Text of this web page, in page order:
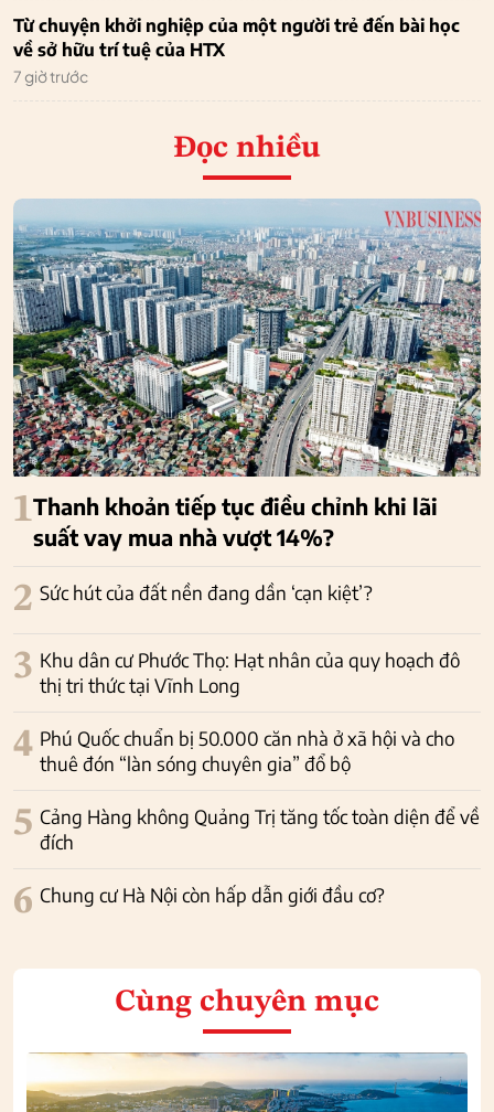
Từ chuyện khởi nghiệp của một người trẻ đến bài học
về sở hữu trí tuệ của HTX
7 giờ trước
Đọc nhiều
1Thanh khoản tiếp tục điều chỉnh khi lãi
suất vay mua nhà vượt 14%?
2 Sức hút của đất nền đang dần ‘cạn kiệt’?
3 Khu dân cư Phước Thọ: Hạt nhân của quy hoạch đô
thị tri thức tại Vĩnh Long
4 Phú Quốc chuẩn bị 50.000 căn nhà ở xã hội và cho
thuê đón “làn sóng chuyên gia” đổ bộ
5 Cảng Hàng không Quảng Trị tăng tốc toàn diện để về
đích
6 Chung cư Hà Nội còn hấp dẫn giới đầu cơ?
Cùng chuyên mục